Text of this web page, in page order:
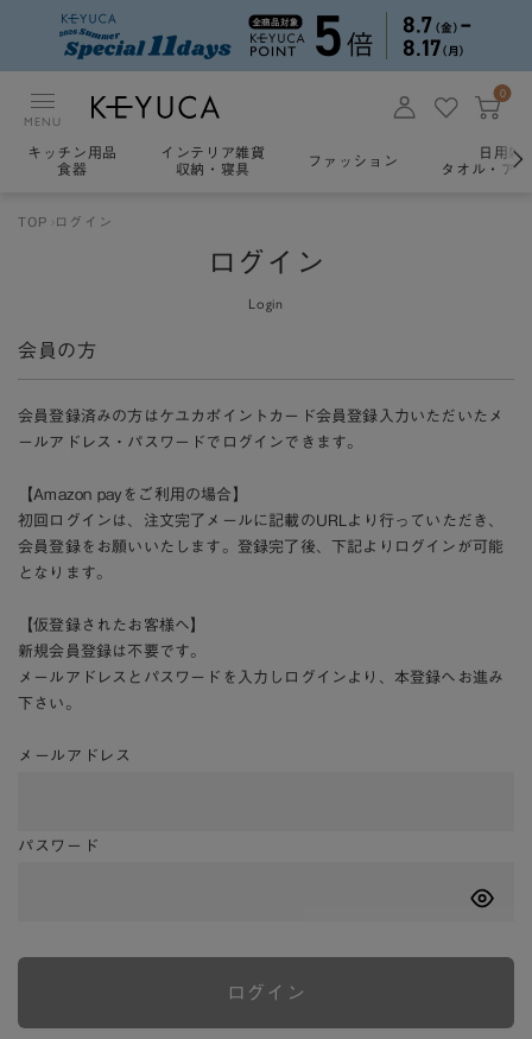
MENU
0
キッチン用品
食器
インテリア雑貨
収納・寝具
ファッション
日用雑
タオル・ア
TOP ログイン
ログイン
Login
会員の方
会員登録済みの方はケユカポイントカード会員登録入力いただいたメ
ールアドレス・パスワードでログインできます。
【Amazon payをご利用の場合】
初回ログインは、注文完了メールに記載のURLより行っていただき、
会員登録をお願いいたします。登録完了後、下記よりログインが可能
となります。
【仮登録されたお客様へ】
新規会員登録は不要です。
メールアドレスとパスワードを入力しログインより、本登録へお進み
下さい。
メールアドレス
パスワード
ログイン